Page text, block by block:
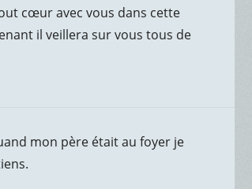
cœur avec vous dans cette
il veillera sur vous tous de
mon père était au foyer je